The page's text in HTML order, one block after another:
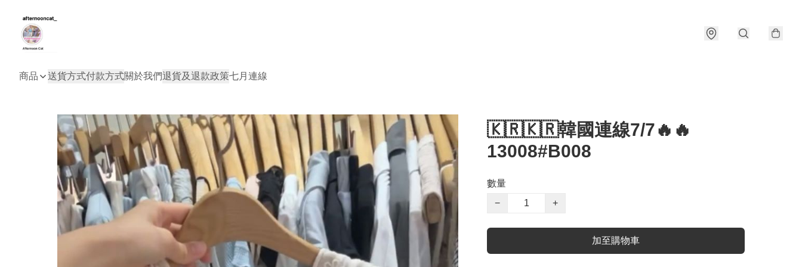
商品 送貨方式付款方式關於我們退貨及退款政策七月連線
🇰🇷🇰🇷韓國連線7/7🔥🔥
13008#B008
數量
−
+
加至購物車